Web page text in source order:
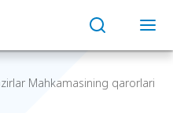
Mahkamasining qarorlari